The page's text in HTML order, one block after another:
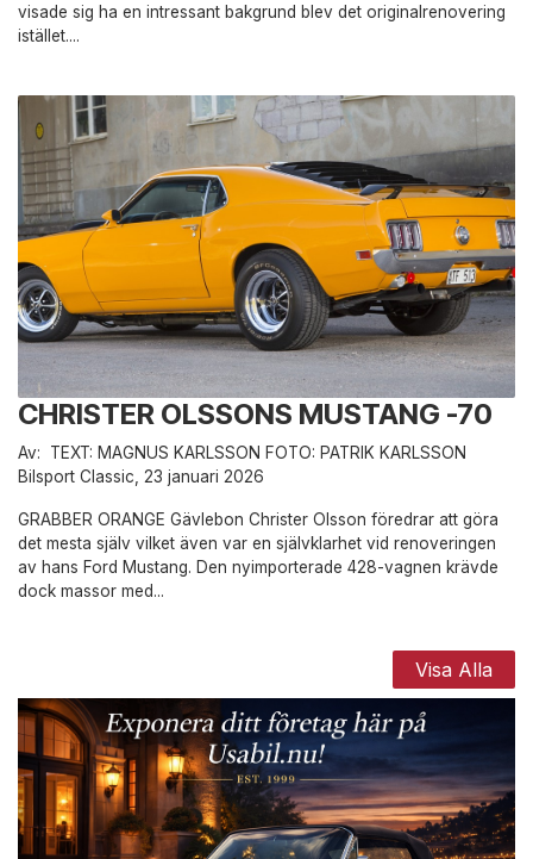
visade sig ha en intressant bakgrund blev det originalrenovering
istället....
CHRISTER OLSSONS MUSTANG -70
Av: TEXT: MAGNUS KARLSSON FOTO: PATRIK KARLSSON
Bilsport Classic, 23 januari 2026
GRABBER ORANGE Gävlebon Christer Olsson föredrar att göra
det mesta själv vilket även var en självklarhet vid renoveringen
av hans Ford Mustang. Den nyimporterade 428-vagnen krävde
dock massor med...
Visa Alla